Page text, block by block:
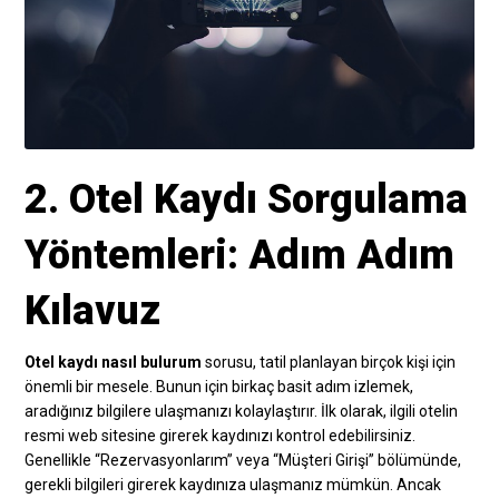
2. Otel Kaydı Sorgulama
Yöntemleri: Adım Adım
Kılavuz
Otel kaydı nasıl bulurum sorusu, tatil planlayan birçok kişi için
önemli bir mesele. Bunun için birkaç basit adım izlemek,
aradığınız bilgilere ulaşmanızı kolaylaştırır. İlk olarak, ilgili otelin
resmi web sitesine girerek kaydınızı kontrol edebilirsiniz.
Genellikle “Rezervasyonlarım” veya “Müşteri Girişi” bölümünde,
gerekli bilgileri girerek kaydınıza ulaşmanız mümkün. Ancak